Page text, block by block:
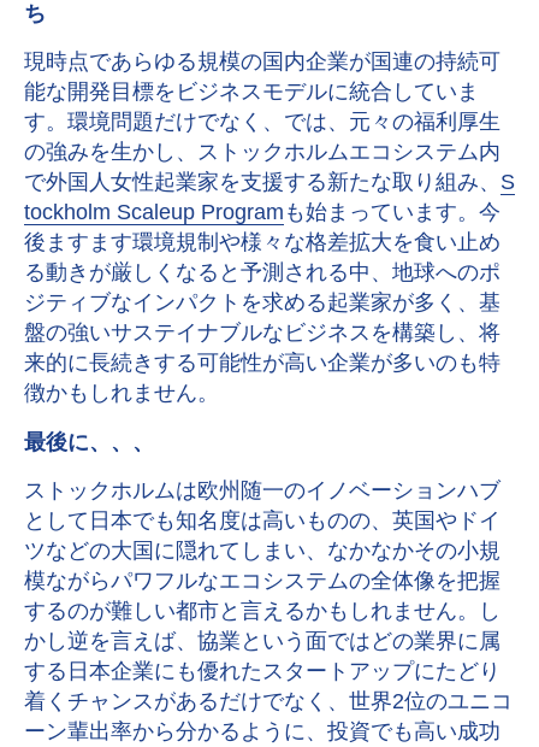
ち
現時点であらゆる規模の国内企業が国連の持続可
能な開発目標をビジネスモデルに統合していま
す。環境問題だけでなく、では、元々の福利厚生
の強みを生かし、ストックホルムエコシステム内
で外国人女性起業家を支援する新たな取り組み、 S
tockholm Scaleup Program も始まっています。今
後ますます環境規制や様々な格差拡大を食い止め
る動きが厳しくなると予測される中、地球へのポ
ジティブなインパクトを求める起業家が多く、基
盤の強いサステイナブルなビジネスを構築し、将
来的に長続きする可能性が高い企業が多いのも特
徴かもしれません。
最後に、、、
ストックホルムは欧州随一のイノベーションハブ
として日本でも知名度は高いものの、英国やドイ
ツなどの大国に隠れてしまい、なかなかその小規
模ながらパワフルなエコシステムの全体像を把握
するのが難しい都市と言えるかもしれません。し
かし逆を言えば、協業という面ではどの業界に属
する日本企業にも優れたスタートアップにたどり
着くチャンスがあるだけでなく、世界2位のユニコ
ーン輩出率から分かるように、投資でも高い成功